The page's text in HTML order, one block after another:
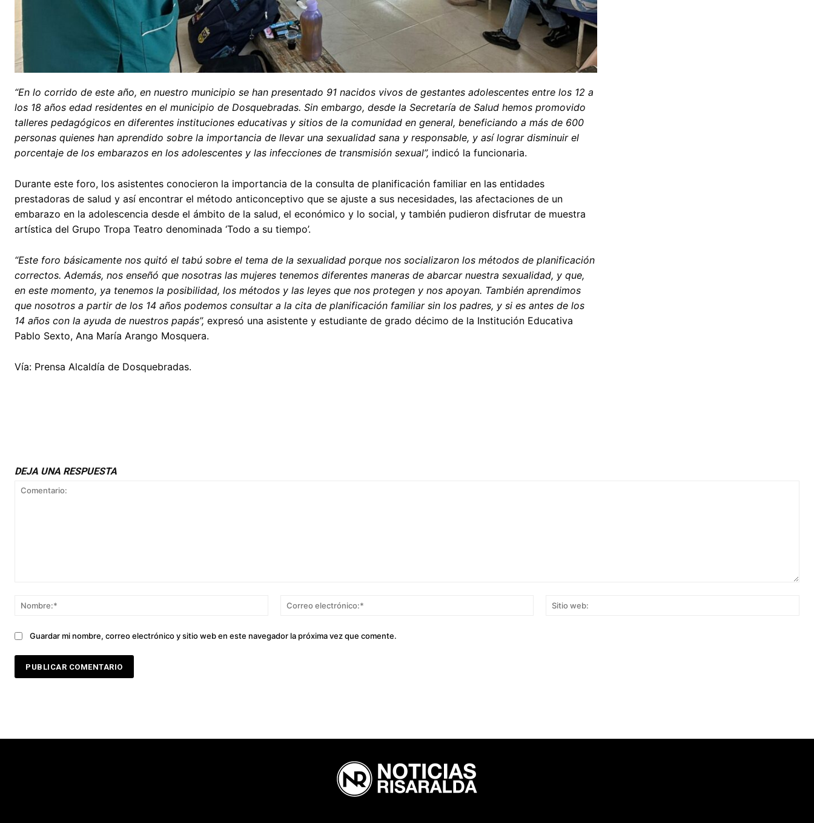
“En lo corrido de este año, en nuestro municipio se han presentado 91 nacidos vivos de gestantes adolescentes entre los 12 a
los 18 años edad residentes en el municipio de Dosquebradas. Sin embargo, desde la Secretaría de Salud hemos promovido
talleres pedagógicos en diferentes instituciones educativas y sitios de la comunidad en general, beneficiando a más de 600
personas quienes han aprendido sobre la importancia de llevar una sexualidad sana y responsable, y así lograr disminuir el
porcentaje de los embarazos en los adolescentes y las infecciones de transmisión sexual”, indicó la funcionaria.
Durante este foro, los asistentes conocieron la importancia de la consulta de planificación familiar en las entidades
prestadoras de salud y así encontrar el método anticonceptivo que se ajuste a sus necesidades, las afectaciones de un
embarazo en la adolescencia desde el ámbito de la salud, el económico y lo social, y también pudieron disfrutar de muestra
artística del Grupo Tropa Teatro denominada ‘Todo a su tiempo’.
“Este foro básicamente nos quitó el tabú sobre el tema de la sexualidad porque nos socializaron los métodos de planificación
correctos. Además, nos enseñó que nosotras las mujeres tenemos diferentes maneras de abarcar nuestra sexualidad, y que,
en este momento, ya tenemos la posibilidad, los métodos y las leyes que nos protegen y nos apoyan. También aprendimos
que nosotros a partir de los 14 años podemos consultar a la cita de planificación familiar sin los padres, y si es antes de los
14 años con la ayuda de nuestros papás”, expresó una asistente y estudiante de grado décimo de la Institución Educativa
Pablo Sexto, Ana María Arango Mosquera.
Vía: Prensa Alcaldía de Dosquebradas.
DEJA UNA RESPUESTA
Nombre:*
Correo
Guardar mi nombre, correo electrónico y sitio web en este navegador la próxima vez que comente.